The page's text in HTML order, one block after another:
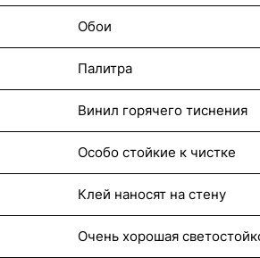
Обои
Палитра
Винил горячего тиснения
Особо стойкие к чистке
Клей наносят на стену
Очень хорошая